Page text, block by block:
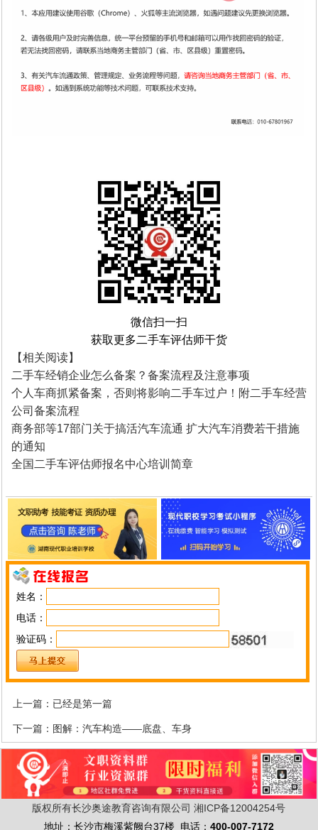
微信扫一扫
获取更多二手车评估师干货
【相关阅读】
二手车经销企业怎么备案？备案流程及注意事项
个人车商抓紧备案，否则将影响二手车过户！附二手车经营
公司备案流程
商务部等17部门关于搞活汽车流通 扩大汽车消费若干措施
的通知
全国二手车评估师报名中心培训简章
姓名：
电话：
验证码：
上一篇：已经是第一篇
下一篇： 图解：汽车构造——底盘、车身
版权所有长沙奥途教育咨询有限公司 湘ICP备12004254号
地址：长沙市梅溪紫阙台37楼 电话： 400-007-7172